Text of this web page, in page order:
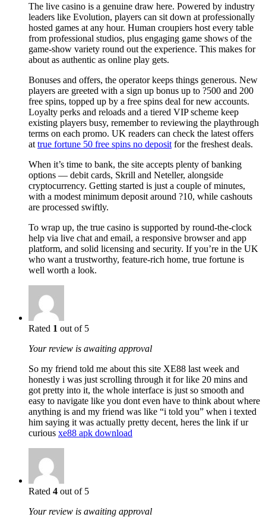
The live casino is a genuine draw here. Powered by industry
leaders like Evolution, players can sit down at professionally
hosted games at any hour. Human croupiers host every table
from professional studios, plus engaging game shows of the
game-show variety round out the experience. This makes for
about as authentic as online play gets.
Bonuses and offers, the operator keeps things generous. New
players are greeted with a sign up bonus up to ?500 and 200
free spins, topped up by a free spins deal for new accounts.
Loyalty perks and reloads and a tiered VIP scheme keep
existing players busy, remember to reviewing the playthrough
terms on each promo. UK readers can check the latest offers
at true fortune 50 free spins no deposit for the freshest deals.
When it’s time to bank, the site accepts plenty of banking
options — debit cards, Skrill and Neteller, alongside
cryptocurrency. Getting started is just a couple of minutes,
with a modest minimum deposit around ?10, while cashouts
are processed swiftly.
To wrap up, the true casino is supported by round-the-clock
help via live chat and email, a responsive browser and app
platform, and solid licensing and security. If you’re in the UK
who want a trustworthy, feature-rich home, true fortune is
well worth a look.
Rated 1 out of 5
Your review is awaiting approval
So my friend told me about this site XE88 last week and
honestly i was just scrolling through it for like 20 mins and
got pretty into it, the whole interface is just so smooth and
easy to navigate like you dont even have to think about where
anything is and my friend was like “i told you” when i texted
him saying it was actually pretty decent, heres the link if ur
curious xe88 apk download
Rated 4 out of 5
Your review is awaiting approval